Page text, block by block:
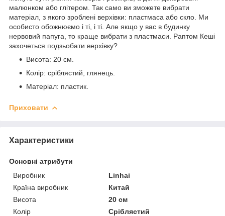
малюнком або глітером. Так само ви зможете вибрати
матеріал, з якого зроблені верхівки: пластмаса або скло. Ми
особисто обожнюємо і ті, і ті. Але якщо у вас в будинку
нервовий папуга, то краще вибрати з пластмаси. Раптом Кеші
захочеться подзьобати верхівку?
Висота: 20 см.
Колір: сріблястий, глянець.
Матеріал: пластик.
Приховати
Характеристики
Основні атрибути
Виробник
Linhai
Країна виробник
Китай
Висота
20 см
Колір
Сріблястий